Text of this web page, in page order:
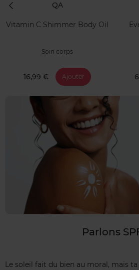
QA
Vitamin C Shimmer Body Oil
Soin corps
16,99 € Ajouter
Parlons
Le soleil fait du bien au moral, mais